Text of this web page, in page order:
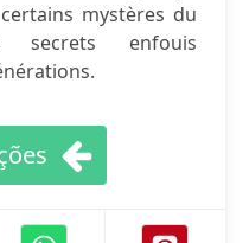
mystères du
secrets enfouis